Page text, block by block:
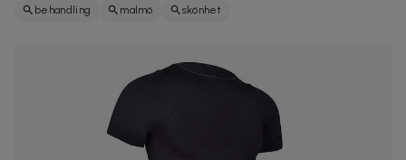
behandling malmö skönhet